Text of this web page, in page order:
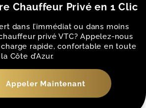
Chauffeur Privé en 1 Clic
dans l’immédiat ou dans moins
privé VTC? Appelez-nous
rapide, confortable en toute
Côte d’Azur.
Appeler Maintenant